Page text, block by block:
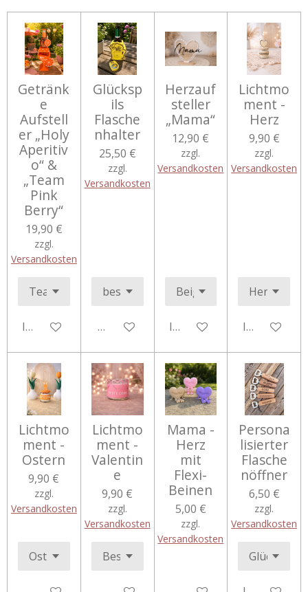
Getränk
e
Aufstell
er „Holy
Aperitiv
o“ &
„Team
Pink
Berry“
19,90 €
zzgl.
Versandkosten
In den Warenkorb
Glücksp
ils
Flasche
nhalter
25,50 €
zzgl.
Versandkosten
Details anzeigen
Herzauf
steller
„Mama“
12,90 €
zzgl.
Versandkosten
In den Warenkorb
Lichtmo
ment -
Herz
9,90 €
zzgl.
Versandkosten
In den
Lichtmo
ment -
Ostern
9,90 €
zzgl.
Versandkosten
Lichtmo
ment -
Valentin
e
9,90 €
zzgl.
Versandkosten
Mama -
Herz
mit
Flexi-
Beinen
5,00 €
zzgl.
Versandkosten
Persona
lisierter
Flasche
nöffner
6,50 €
zzgl.
Versandkosten